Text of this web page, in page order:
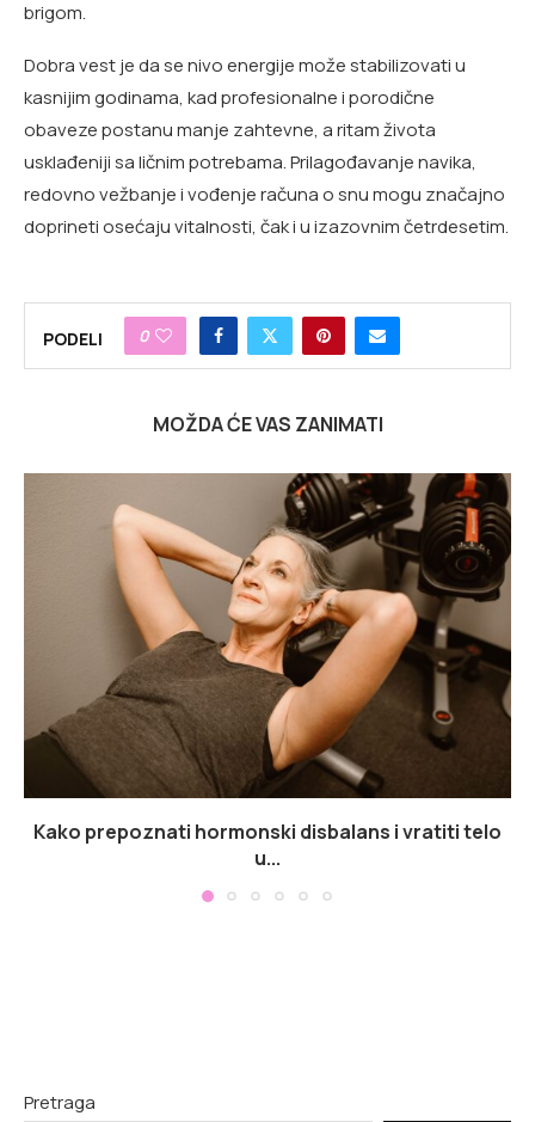
brigom.
Dobra vest je da se nivo energije može stabilizovati u
kasnijim godinama, kad profesionalne i porodične
obaveze postanu manje zahtevne, a ritam života
usklađeniji sa ličnim potrebama. Prilagođavanje navika,
redovno vežbanje i vođenje računa o snu mogu značajno
doprineti osećaju vitalnosti, čak i u izazovnim četrdesetim.
PODELI 0
MOŽDA ĆE VAS ZANIMATI
Kako prepoznati hormonski disbalans i vratiti telo
u...
Pretraga